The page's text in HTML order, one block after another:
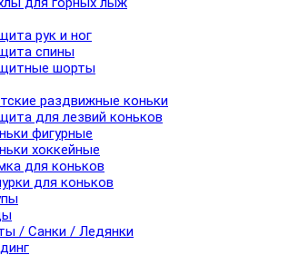
рук и ног
спины
шорты
раздвижные коньки
для лезвий коньков
фигурные
хоккейные
для коньков
для коньков
/ Санки / Ледянки